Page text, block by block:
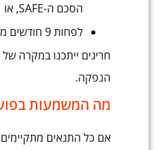
הסכם ה-SAFE, או
לפחות 9 חודשים ממועד ההקצאה.
חריגים ייתכנו במקרה של
הנפקה.
מה המשמעות
אם כל התנאים